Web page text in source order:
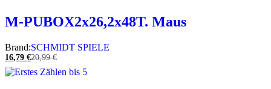
M-PUBOX2x26,2x48T. Maus
Brand:SCHMIDT SPIELE
16,79 €20,99€